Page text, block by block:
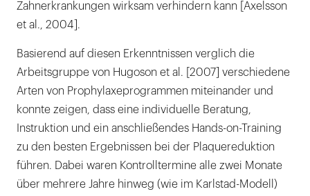
Zahnerkrankungen wirksam verhindern kann [Axelsson
et al., 2004].
Basierend auf diesen Erkenntnissen verglich die
Arbeitsgruppe von Hugoson et al. [2007] verschiedene
Arten von Prophylaxeprogrammen miteinander und
konnte zeigen, dass eine individuelle Beratung,
Instruktion und ein anschließendes Hands-on-Training
zu den besten Ergebnissen bei der Plaquereduktion
führen. Dabei waren Kontrolltermine alle zwei Monate
über mehrere Jahre hinweg (wie im Karlstad-Modell)